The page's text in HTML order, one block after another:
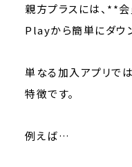
親方プラスには、**
Playから簡単にダウ
単なる加入アプリで
特徴です。
例えば…